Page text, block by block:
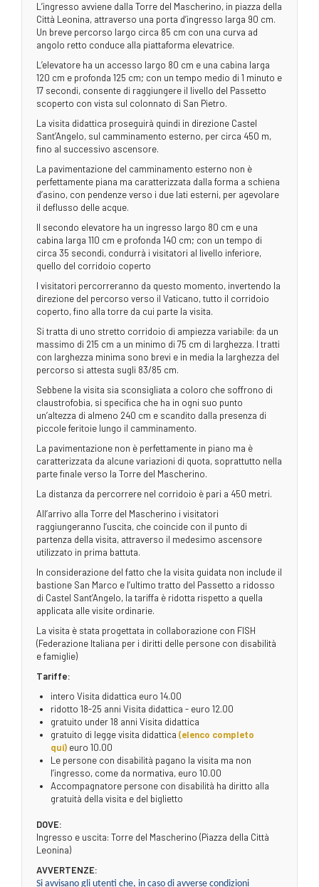
L’ingresso avviene dalla Torre del Mascherino, in piazza della
Città Leonina, attraverso una porta d’ingresso larga 90 cm.
Un breve percorso largo circa 85 cm con una curva ad
angolo retto conduce alla piattaforma elevatrice.
L’elevatore ha un accesso largo 80 cm e una cabina larga
120 cm e profonda 125 cm; con un tempo medio di 1 minuto e
17 secondi, consente di raggiungere il livello del Passetto
scoperto con vista sul colonnato di San Pietro.
La visita didattica proseguirà quindi in direzione Castel
Sant’Angelo, sul camminamento esterno, per circa 450 m,
fino al successivo ascensore.
La pavimentazione del camminamento esterno non è
perfettamente piana ma caratterizzata dalla forma a schiena
d’asino, con pendenze verso i due lati esterni, per agevolare
il deflusso delle acque.
Il secondo elevatore ha un ingresso largo 80 cm e una
cabina larga 110 cm e profonda 140 cm; con un tempo di
circa 35 secondi, condurrà i visitatori al livello inferiore,
quello del corridoio coperto
I visitatori percorreranno da questo momento, invertendo la
direzione del percorso verso il Vaticano, tutto il corridoio
coperto, fino alla torre da cui parte la visita.
Si tratta di uno stretto corridoio di ampiezza variabile: da un
massimo di 215 cm a un minimo di 75 cm di larghezza. I tratti
con larghezza minima sono brevi e in media la larghezza del
percorso si attesta sugli 83/85 cm.
Sebbene la visita sia sconsigliata a coloro che soffrono di
claustrofobia, si specifica che ha in ogni suo punto
un’altezza di almeno 240 cm e scandito dalla presenza di
piccole feritoie lungo il camminamento.
La pavimentazione non è perfettamente in piano ma è
caratterizzata da alcune variazioni di quota, soprattutto nella
parte finale verso la Torre del Mascherino.
La distanza da percorrere nel corridoio è pari a 450 metri.
All’arrivo alla Torre del Mascherino i visitatori
raggiungeranno l’uscita, che coincide con il punto di
partenza della visita, attraverso il medesimo ascensore
utilizzato in prima battuta.
In considerazione del fatto che la visita guidata non include il
bastione San Marco e l’ultimo tratto del Passetto a ridosso
di Castel Sant’Angelo, la tariffa è ridotta rispetto a quella
applicata alle visite ordinarie.
La visita è stata progettata in collaborazione con FISH
(Federazione Italiana per i diritti delle persone con disabilità
e famiglie)
Tariffe:
intero Visita didattica euro 14.00
ridotto 18-25 anni Visita didattica - euro 12.00
gratuito under 18 anni Visita didattica
gratuito di legge visita didattica (elenco completo
qui) euro 10.00
Le persone con disabilità pagano la visita ma non
l’ingresso, come da normativa, euro 10.00
Accompagnatore persone con disabilità ha diritto alla
gratuità della visita e del biglietto
DOVE:
Ingresso e uscita: Torre del Mascherino (Piazza della Città
Leonina)
AVVERTENZE:
Si avvisano gli utenti che, in caso di avverse condizioni